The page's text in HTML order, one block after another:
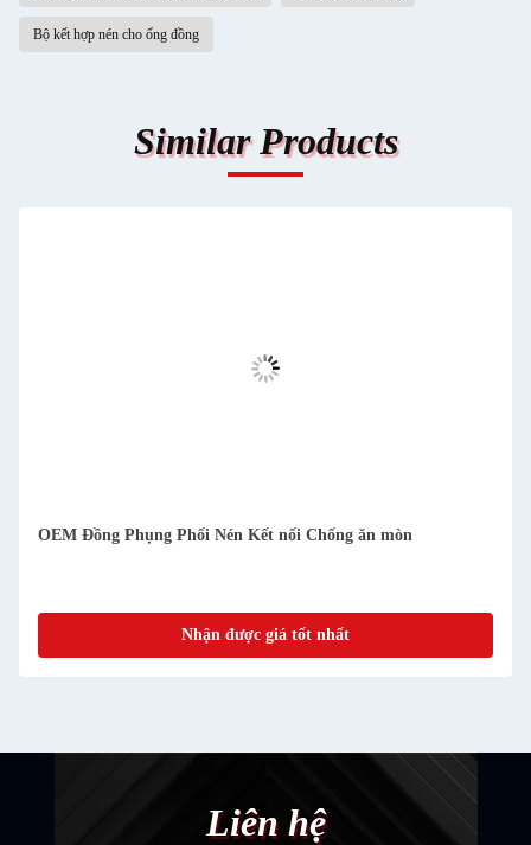
Bộ kết hợp nén cho ống đồng
Similar Products
OEM Đồng Phụng Phối Nén Kết nối Chống ăn mòn
Nhận được giá tốt nhất
Liên hệ